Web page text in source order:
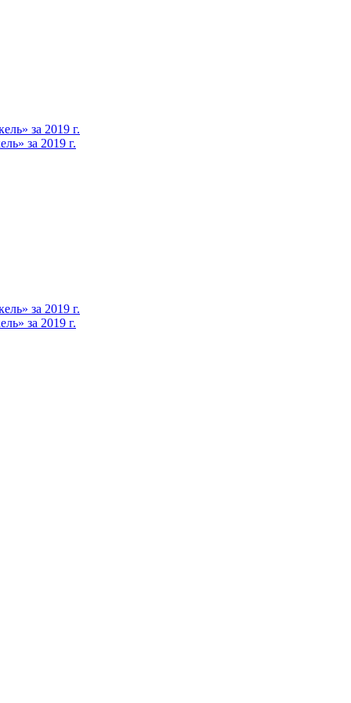
за 2019 г.
за 2019 г.
за 2019 г.
за 2019 г.